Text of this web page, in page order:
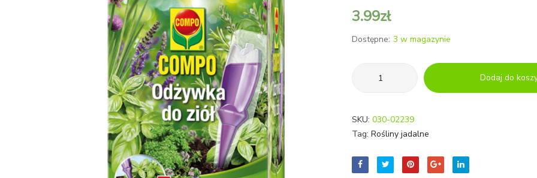
3.99zł
Dostępne: 3 w magazynie
COMPO
aplikatorze
30ml
Dodaj do
SKU: 030-02239
Tag: Rośliny jadalne